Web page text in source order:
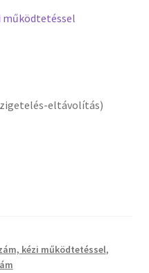
működtetéssel
eltávolítás)
kézi működtetéssel,